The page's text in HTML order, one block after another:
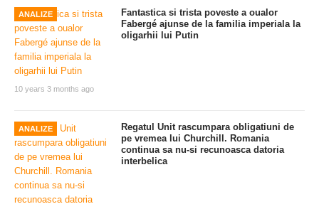
ANALIZE
10 years 3 months ago
Fantastica si trista poveste a oualor
Fabergé ajunse de la familia imperiala la
oligarhii lui Putin
ANALIZE
Regatul Unit rascumpara obligatiuni de
pe vremea lui Churchill. Romania
continua sa nu-si recunoasca datoria
interbelica